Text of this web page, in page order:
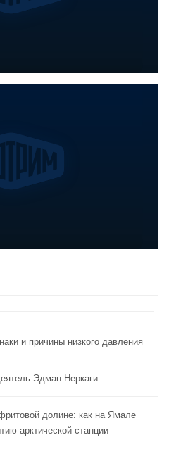
и причины низкого давления
Эдман Неркаги
долине: как на Ямале
арктической станции